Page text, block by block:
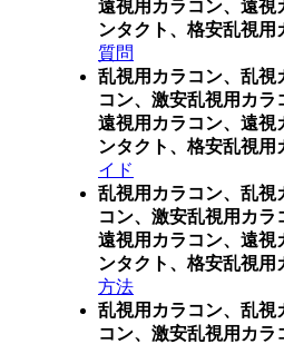
遠視用カラコン、遠視
ンタクト、格安乱視用
質問
乱視用カラコン、乱視
コン、激安乱視用カラ
遠視用カラコン、遠視
ンタクト、格安乱視用
イド
乱視用カラコン、乱視
コン、激安乱視用カラ
遠視用カラコン、遠視
ンタクト、格安乱視用
方法
乱視用カラコン、乱視
コン、激安乱視用カラ